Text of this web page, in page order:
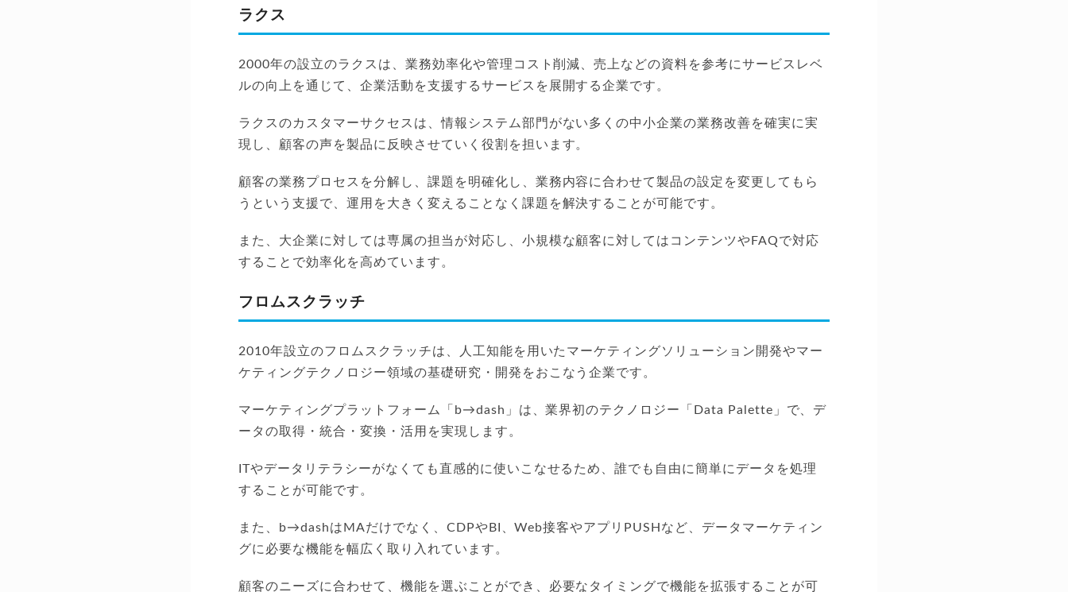
ラクス
2000年の設立のラクスは、業務効率化や管理コスト削減、売上などの資料を参考にサービスレベ
ルの向上を通じて、企業活動を支援するサービスを展開する企業です。
ラクスのカスタマーサクセスは、情報システム部門がない多くの中小企業の業務改善を確実に実
現し、顧客の声を製品に反映させていく役割を担います。
顧客の業務プロセスを分解し、課題を明確化し、業務内容に合わせて製品の設定を変更してもら
うという支援で、運用を大きく変えることなく課題を解決することが可能です。
また、大企業に対しては専属の担当が対応し、小規模な顧客に対してはコンテンツやFAQで対応
することで効率化を高めています。
フロムスクラッチ
2010年設立のフロムスクラッチは、人工知能を用いたマーケティングソリューション開発やマー
ケティングテクノロジー領域の基礎研究・開発をおこなう企業です。
マーケティングプラットフォーム「b→dash」は、業界初のテクノロジー「Data Palette」で、デ
ータの取得・統合・変換・活用を実現します。
ITやデータリテラシーがなくても直感的に使いこなせるため、誰でも自由に簡単にデータを処理
することが可能です。
また、b→dashはMAだけでなく、CDPやBI、Web接客やアプリPUSHなど、データマーケティン
グに必要な機能を幅広く取り入れています。
顧客のニーズに合わせて、機能を選ぶことができ、必要なタイミングで機能を拡張することが可